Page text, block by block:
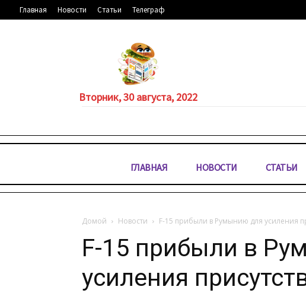
Главная Новости Статьи Телеграф
Вторник, 30 августа, 2022
ГЛАВНАЯ НОВОСТИ СТАТЬИ
Домой Новости F-15 прибыли в Румынию для усиления
F-15 прибыли в
усиления